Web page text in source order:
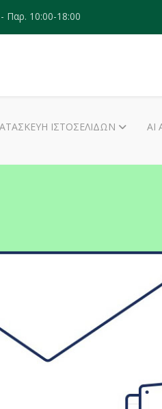
Παρ. 10:00-18:00
ΙΣΤΟΣΕΛΊΔΩΝ AI